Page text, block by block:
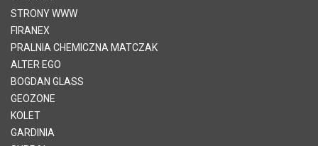
STRONY WWW
FIRANEX
PRALNIA CHEMICZNA MATCZAK
ALTER EGO
BOGDAN GLASS
GEOZONE
KOLET
GARDINIA